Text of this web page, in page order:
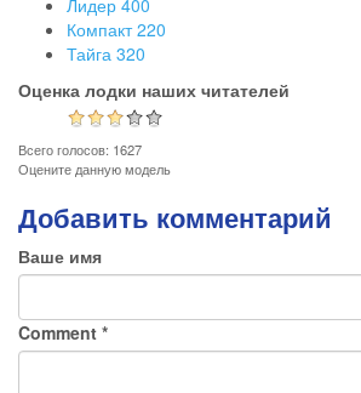
Лидер 400
Компакт 220
Тайга 320
Оценка лодки наших читателей
Всего голосов: 1627
Оцените данную модель
Добавить комментарий
Ваше имя
Comment *